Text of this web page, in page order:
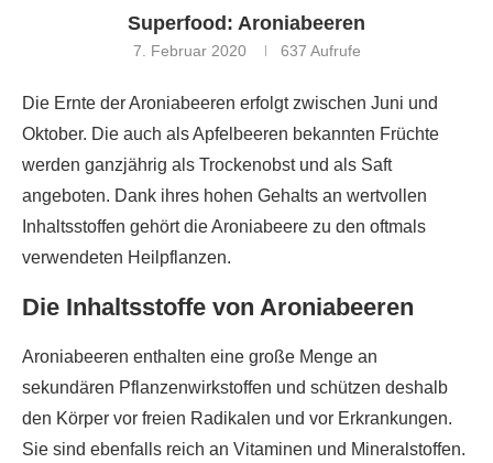
Superfood: Aroniabeeren
7. Februar 2020 637 Aufrufe
Die Ernte der Aroniabeeren erfolgt zwischen Juni und
Oktober. Die auch als Apfelbeeren bekannten Früchte
werden ganzjährig als Trockenobst und als Saft
angeboten. Dank ihres hohen Gehalts an wertvollen
Inhaltsstoffen gehört die Aroniabeere zu den oftmals
verwendeten Heilpflanzen.
Die Inhaltsstoffe von Aroniabeeren
Aroniabeeren enthalten eine große Menge an
sekundären Pflanzenwirkstoffen und schützen deshalb
den Körper vor freien Radikalen und vor Erkrankungen.
Sie sind ebenfalls reich an Vitaminen und Mineralstoffen.